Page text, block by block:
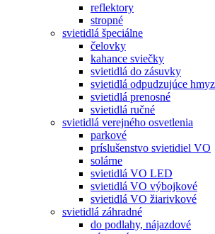
reflektory
stropné
svietidlá špeciálne
čelovky
kahance sviečky
svietidlá do zásuvky
svietidlá odpudzujúce hmyz
svietidlá prenosné
svietidlá ručné
svietidlá verejného osvetlenia
parkové
príslušenstvo svietidiel VO
solárne
svietidlá VO LED
svietidlá VO výbojkové
svietidlá VO žiarivkové
svietidlá záhradné
do podlahy, nájazdové